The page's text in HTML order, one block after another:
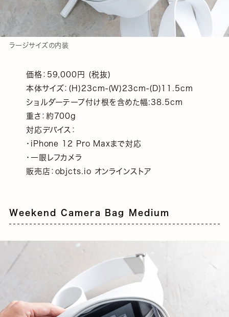
ラージサイズの内装
価格：59,000円 (税抜)
本体サイズ：(H)23cm-(W)23cm-(D)11.5cm
ショルダーテープ付け根を含めた幅:38.5cm
重さ：約700g
対応デバイス：
・iPhone 12 Pro Maxまで対応
・一眼レフカメラ
販売店：objcts.io オンラインストア
Weekend Camera Bag Medium